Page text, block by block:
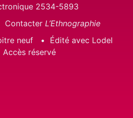
2534-5893
Contacter L’Ethnographie
neuf
Édité avec Lodel
Accès réservé